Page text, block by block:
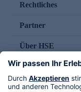
Rechtliches
Partner
Über HSE
Im TV
HSE International